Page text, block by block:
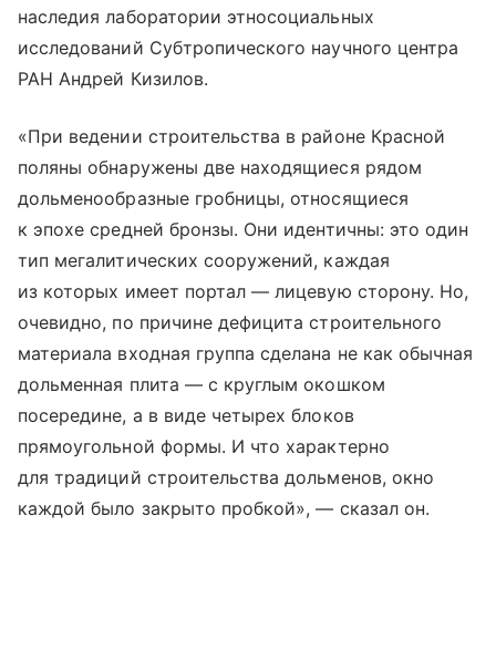
наследия лаборатории этносоциальных
исследований Субтропического научного центра
РАН Андрей Кизилов.
«При ведении строительства в районе Красной
поляны обнаружены две находящиеся рядом
дольменообразные гробницы, относящиеся
к эпохе средней бронзы. Они идентичны: это один
тип мегалитических сооружений, каждая
из которых имеет портал — лицевую сторону. Но,
очевидно, по причине дефицита строительного
материала входная группа сделана не как обычная
дольменная плита — с круглым окошком
посередине, а в виде четырех блоков
прямоугольной формы. И что характерно
для традиций строительства дольменов, окно
каждой было закрыто пробкой», — сказал он.